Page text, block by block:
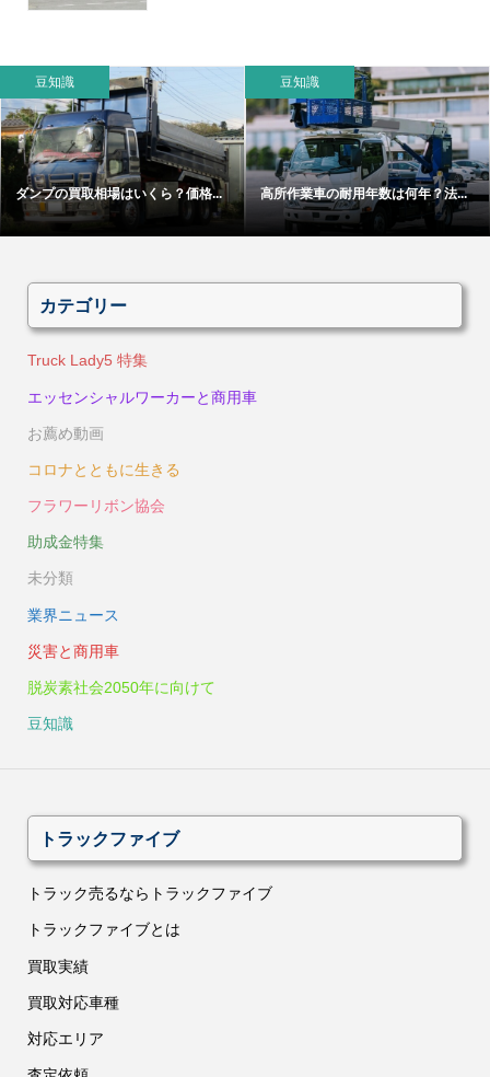
豆知識
ダンプの買取相場はいくら？価格...
豆知識
高所作業車の耐用年数は何年？法...
カテゴリー
Truck Lady5 特集
エッセンシャルワーカーと商用車
お薦め動画
コロナとともに生きる
フラワーリボン協会
助成金特集
未分類
業界ニュース
災害と商用車
脱炭素社会2050年に向けて
豆知識
トラックファイブ
トラック売るならトラックファイブ
トラックファイブとは
買取実績
買取対応車種
対応エリア